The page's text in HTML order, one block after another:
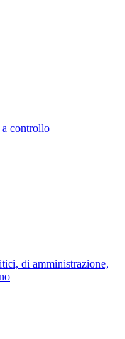
controllo
di amministrazione,